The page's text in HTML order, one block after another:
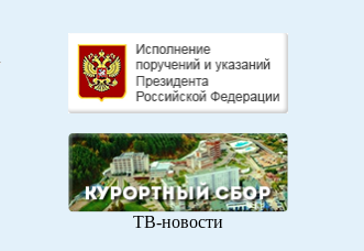
ТВ-новости